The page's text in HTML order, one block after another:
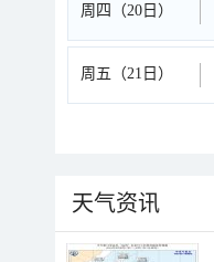
周四（20日）
周五（21日）
天气资讯